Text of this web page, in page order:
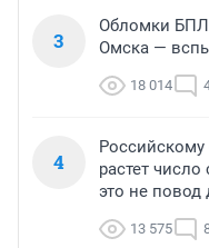
3
Обломки
Омска —
18 014
4
растет
это не повод
13 575